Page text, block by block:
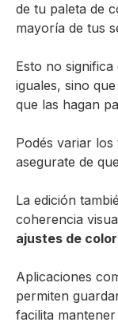
de tu paleta de
mayoría de tus
Esto no
iguales, sino
que las hagan
Podés variar
asegurate de
La edición
coherencia
ajustes de color
Aplicaciones
permiten
facilita